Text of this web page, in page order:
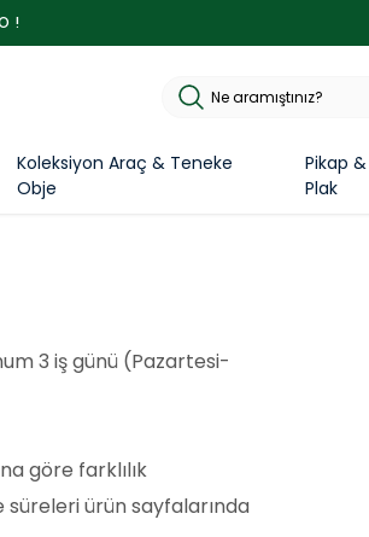
!
Koleksiyon Araç & Teneke
Obje
Pikap &
Plak
3 iş günü (Pazartesi-
göre farklılık
ürün sayfalarında